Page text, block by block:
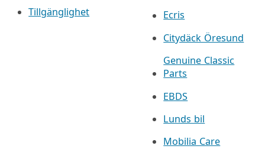
Tillgänglighet
Ecris
Citydäck Öresund
Genuine Classic
Parts
EBDS
Lunds bil
Mobilia Care